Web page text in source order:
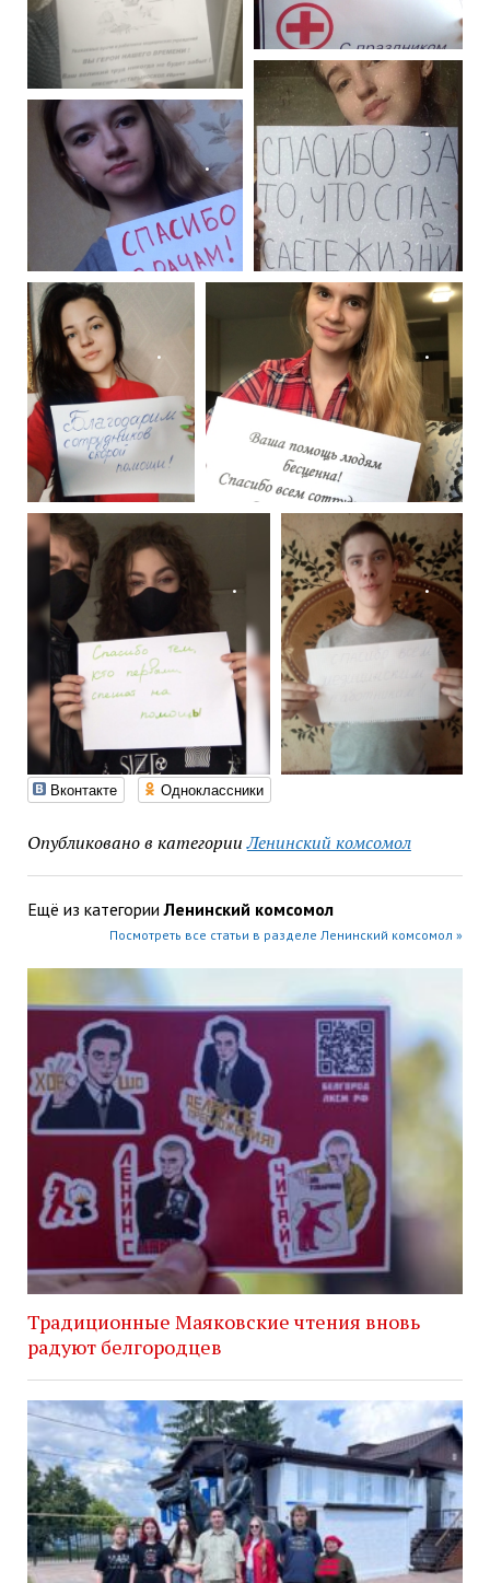
.
.
. .
. .
Вконтакте Одноклассники
Опубликовано в категории Ленинский комсомол
Ещё из категорииЛенинский комсомол
Посмотреть все статьи в разделе Ленинский комсомол »
Традиционные Маяковские чтения вновь
радуют белгородцев